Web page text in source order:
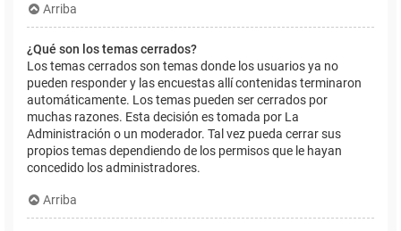
Arriba
¿Qué son los temas cerrados?
Los temas cerrados son temas donde los usuarios ya no
pueden responder y las encuestas allí contenidas terminaron
automáticamente. Los temas pueden ser cerrados por
muchas razones. Esta decisión es tomada por La
Administración o un moderador. Tal vez pueda cerrar sus
propios temas dependiendo de los permisos que le hayan
concedido los administradores.
Arriba